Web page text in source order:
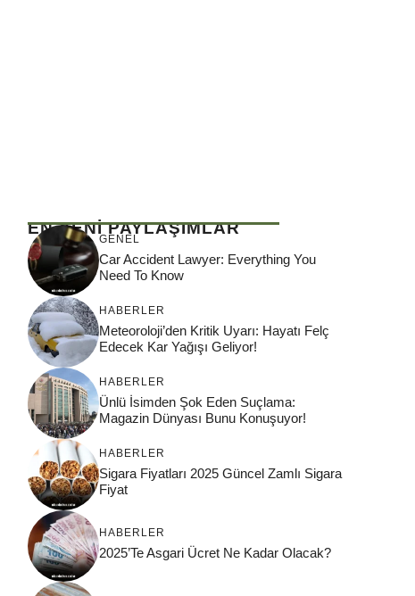
EN YENİ PAYLAŞIMLAR
GENEL
Car Accident Lawyer: Everything You
Need To Know
HABERLER
Meteoroloji’den Kritik Uyarı: Hayatı Felç
Edecek Kar Yağışı Geliyor!
HABERLER
Ünlü İsimden Şok Eden Suçlama:
Magazin Dünyası Bunu Konuşuyor!
HABERLER
Sigara Fiyatları 2025 Güncel Zamlı Sigara
Fiyat
HABERLER
2025’Te Asgari Ücret Ne Kadar Olacak?